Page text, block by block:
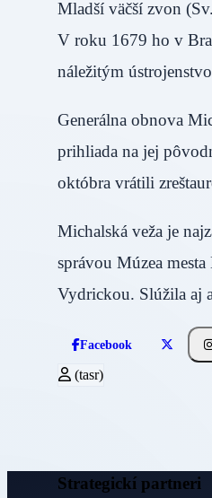
Mladší väčší zvon
V roku 1679 ho v
náležitým
Generálna obnova
prihliada na jej
októbra vrátili
Michalská veža je
správou Múzea
Vydrickou. Slúžila aj
Facebook
(tasr)
Strategickí partneri